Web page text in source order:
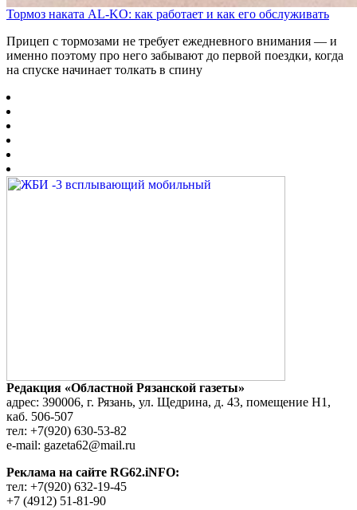
Тормоз наката AL-KO: как работает и как его обслуживать
Прицеп с тормозами не требует ежедневного внимания — и
именно поэтому про него забывают до первой поездки, когда
на спуске начинает толкать в спину
Редакция «Областной Рязанской газеты»
адрес: 390006, г. Рязань, ул. Щедрина, д. 43, помещение Н1,
каб. 506-507
тел: +7(920) 630-53-82
e-mail: gazeta62@mail.ru
Реклама на сайте RG62.iNFO:
тел: +7(920) 632-19-45
+7 (4912) 51-81-90